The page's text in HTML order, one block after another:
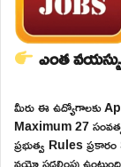
ఎంత
మీరు ఈ ఉద్యోగాలకు
Maximum 27
ప్రభుత్వ Rules